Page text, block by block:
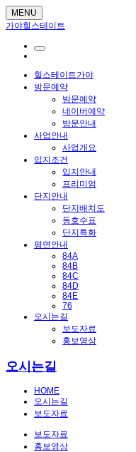
MENU
가야힐스테이트
힐스테이트가야
방문예약
방문예약
네이버예약
방문안내
사업안내
사업개요
입지조건
입지안내
프리미엄
단지안내
단지배치도
동호수표
단지특화
평면안내
84A
84B
84C
84D
84E
76
오시는길
보도자료
홍보영상
오시는길
HOME
오시는길
보도자료
보도자료
홍보영상